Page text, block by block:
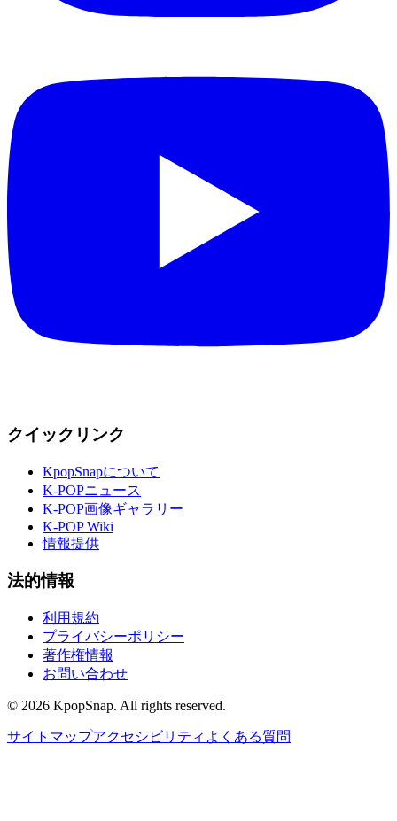
クイックリンク
KpopSnapについて
K-POPニュース
K-POP画像ギャラリー
K-POP Wiki
情報提供
法的情報
利用規約
プライバシーポリシー
著作権情報
お問い合わせ
© 2026 KpopSnap. All rights reserved.
サイトマップアクセシビリティ よくある質問